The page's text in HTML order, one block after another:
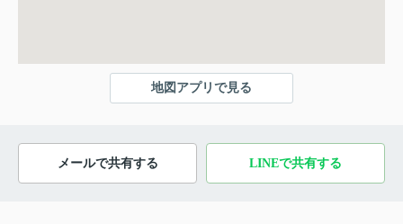
地図アプリで見る
メールで共有する LINEで共有する